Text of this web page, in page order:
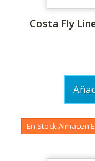
Costa Fly
En Stock Almacen